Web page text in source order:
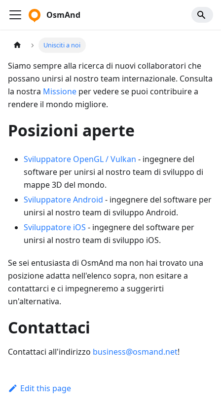
OsmAnd
Unisciti a noi
Siamo sempre alla ricerca di nuovi collaboratori che
possano unirsi al nostro team internazionale. Consulta
la nostra Missione per vedere se puoi contribuire a
rendere il mondo migliore.
Posizioni aperte
Sviluppatore OpenGL / Vulkan - ingegnere del
software per unirsi al nostro team di sviluppo di
mappe 3D del mondo.
Sviluppatore Android - ingegnere del software per
unirsi al nostro team di sviluppo Android.
Sviluppatore iOS - ingegnere del software per
unirsi al nostro team di sviluppo iOS.
Se sei entusiasta di OsmAnd ma non hai trovato una
posizione adatta nell'elenco sopra, non esitare a
contattarci e ci impegneremo a suggerirti
un'alternativa.
Contattaci
Contattaci all'indirizzo business@osmand.net!
Edit this page